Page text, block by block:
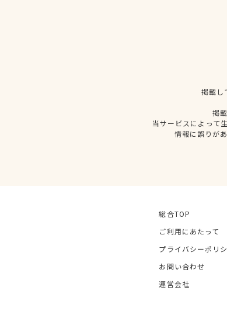
掲載し
掲
当サービスによって
情報に誤りが
総合TOP
ご利用にあたって
プライバシーポリ
お問い合わせ
運営会社